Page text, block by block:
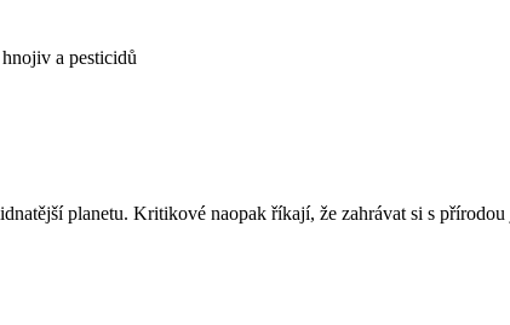
a pesticidů
planetu. Kritikové naopak říkají, že zahrávat si s přírodou